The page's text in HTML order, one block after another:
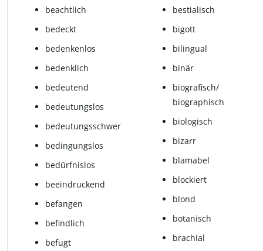
beachtlich
bedeckt
bedenkenlos
bedenklich
bedeutend
bedeutungslos
bedeutungsschwer
bedingungslos
bedürfnislos
beeindruckend
befangen
befindlich
befugt
bestialisch
bigott
bilingual
binär
biografisch/
biographisch
biologisch
bizarr
blamabel
blockiert
blond
botanisch
brachial